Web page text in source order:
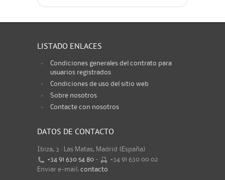
LISTADO ENLACES
Condiciones generales del contrato para
usuarios registrados
Condiciones de uso del sitio web
Sobre nosotros
Contacte con nosotros
DATOS DE CONTACTO
Ibiza, 3 · Las Matas, Madrid (España)
+34 91 630 54 80 -
+34 91 630 00 02
Enviar e-mail: contacto